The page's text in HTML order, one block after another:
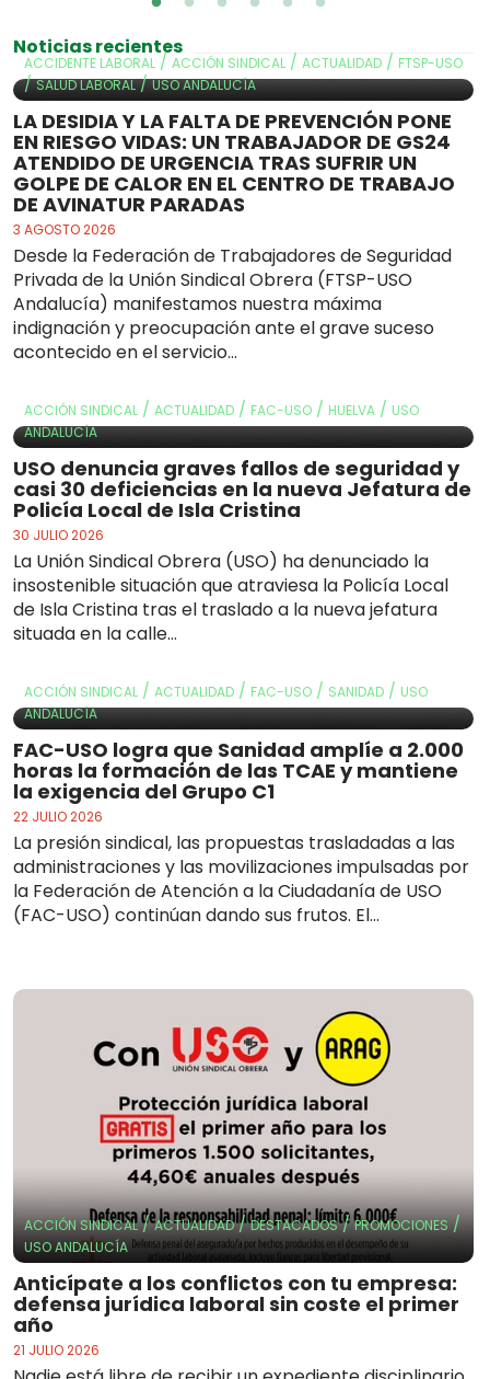
Noticias recientes
ACCIDENTE LABORAL / ACCIÓN SINDICAL / ACTUALIDAD / FTSP-USO
/SALUD LABORAL/USO ANDALUCÍA
LA DESIDIA Y LA FALTA DE PREVENCIÓN PONE
EN RIESGO VIDAS: UN TRABAJADOR DE GS24
ATENDIDO DE URGENCIA TRAS SUFRIR UN
GOLPE DE CALOR EN EL CENTRO DE TRABAJO
DE AVINATUR PARADAS
3 AGOSTO 2026
Desde la Federación de Trabajadores de Seguridad
Privada de la Unión Sindical Obrera (FTSP-USO
Andalucía) manifestamos nuestra máxima
indignación y preocupación ante el grave suceso
acontecido en el servicio...
ACCIÓN SINDICAL / ACTUALIDAD / FAC-USO / HUELVA / USO
ANDALUCÍA
USO denuncia graves fallos de seguridad y
casi 30 deficiencias en la nueva Jefatura de
Policía Local de Isla Cristina
30 JULIO 2026
La Unión Sindical Obrera (USO) ha denunciado la
insostenible situación que atraviesa la Policía Local
de Isla Cristina tras el traslado a la nueva jefatura
situada en la calle...
ACCIÓN SINDICAL / ACTUALIDAD / FAC-USO / SANIDAD / USO
ANDALUCÍA
FAC-USO logra que Sanidad amplíe a 2.000
horas la formación de las TCAE y mantiene
la exigencia del Grupo C1
22 JULIO 2026
La presión sindical, las propuestas trasladadas a las
administraciones y las movilizaciones impulsadas por
la Federación de Atención a la Ciudadanía de USO
(FAC-USO) continúan dando sus frutos. El...
ACCIÓN SINDICAL/ACTUALIDAD/DESTACADOS/PROMOCIONES/
USO ANDALUCÍA
Anticípate a los conflictos con tu empresa:
defensa jurídica laboral sin coste el primer
año
21 JULIO 2026